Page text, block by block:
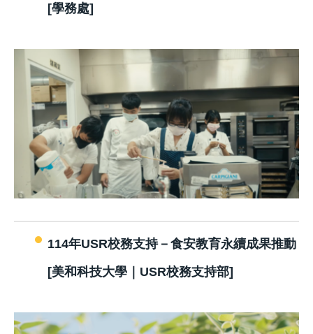
[學務處]
114年USR校務支持－食安教育永續成果推動
[美和科技大學｜USR校務支持部]